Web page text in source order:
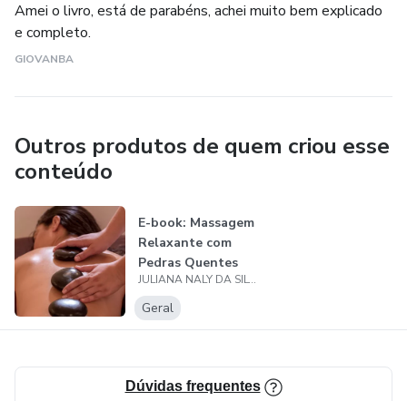
Amei o livro, está de parabéns, achei muito bem explicado
e completo.
GIOVANBA
Outros produtos de quem criou esse
conteúdo
E-book: Massagem
Relaxante com
Pedras Quentes
JULIANA NALY DA SILVA
Geral
Dúvidas frequentes